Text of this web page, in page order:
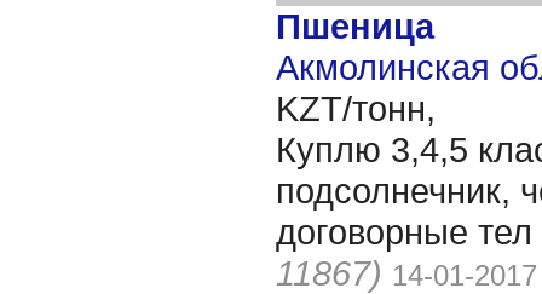
Пшеница
Акмолинская
KZT/тонн,
Куплю 3,4,5
подсолнечник,
договорные
11867) 14-01-2017